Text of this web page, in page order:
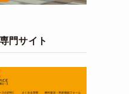
門サイト